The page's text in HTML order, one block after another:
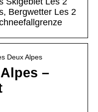
Bergwetter Les 2
Deux Alpes
–